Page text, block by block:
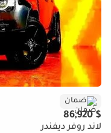
ضمان
$ 86,920
لاند روفر ديفندر